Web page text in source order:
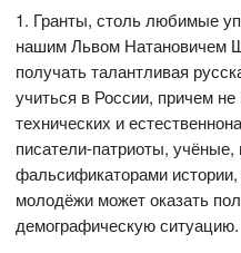
1. Гранты, столь любимые
нашим Львом Натановичем
получать талантливая
учиться в России, причем
технических и
писатели-патриоты,
фальсификаторами истории,
молодёжи может оказать
демографическую ситуацию.